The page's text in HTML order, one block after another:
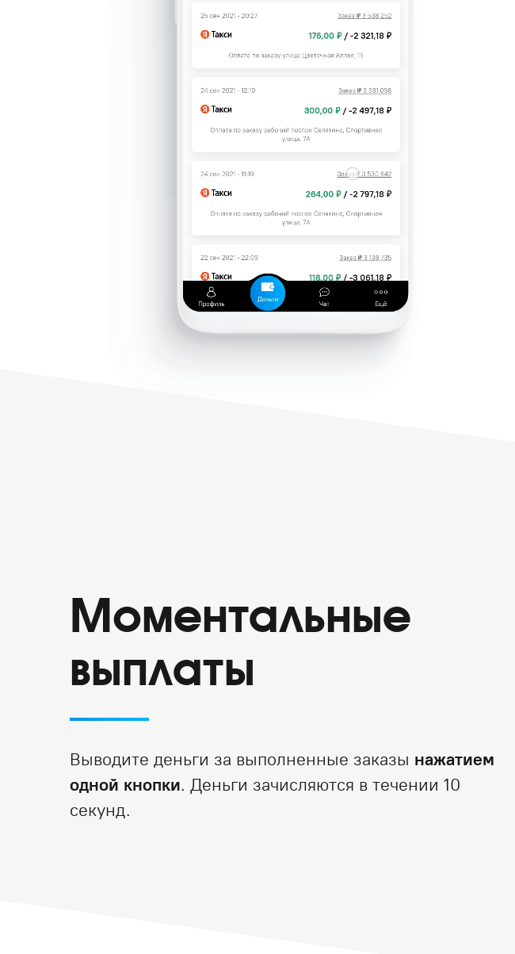
Моментальные
выплаты
Выводите деньги за выполненные заказы нажатием
одной кнопки. Деньги зачисляются в течении 10
секунд.